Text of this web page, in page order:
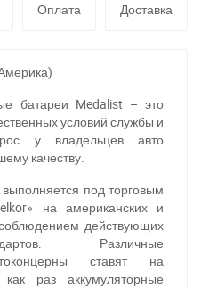
Оплата Доставка
батареи Medalist – это
условий службы и
у владельцев авто
качеству.
под торговым
на американских и
действующих
Различные
ставят на
раз аккумуляторные